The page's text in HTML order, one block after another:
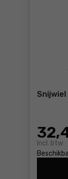
Snijwiel
32
Incl. btw